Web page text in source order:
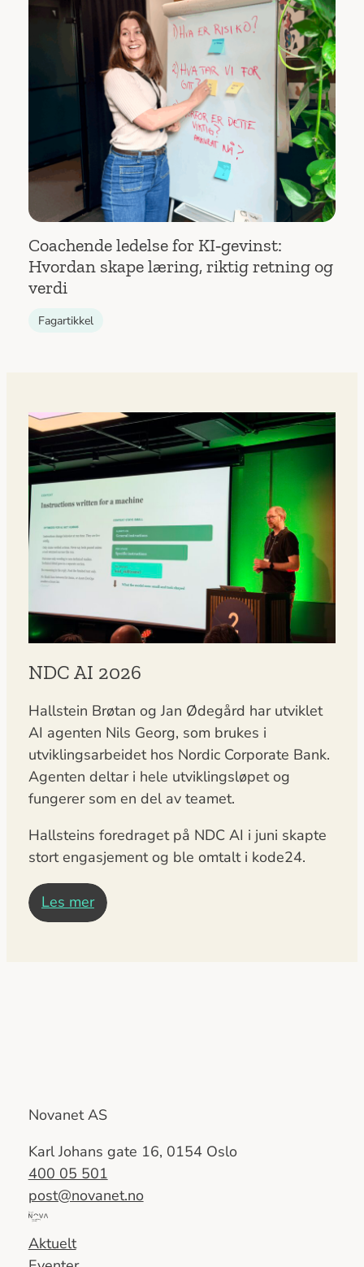
Coachende ledelse for KI‑gevinst:
Hvordan skape læring, riktig retning og
verdi
Fagartikkel
NDC AI 2026
Hallstein Brøtan og Jan Ødegård har utviklet
AI agenten Nils Georg, som brukes i
utviklingsarbeidet hos Nordic Corporate Bank.
Agenten deltar i hele utviklingsløpet og
fungerer som en del av teamet.
Hallsteins foredraget på NDC AI i juni skapte
stort engasjement og ble omtalt i kode24.
Les mer
Novanet AS
Karl Johans gate 16, 0154 Oslo
400 05 501
post@novanet.no
Del
av
Nova
Aktuelt